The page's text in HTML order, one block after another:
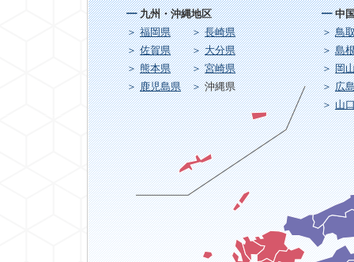
九州・沖縄地区
福岡県
長崎県
佐賀県
大分県
熊本県
宮崎県
鹿児島県
沖縄県
中
鳥
島
岡
広
山